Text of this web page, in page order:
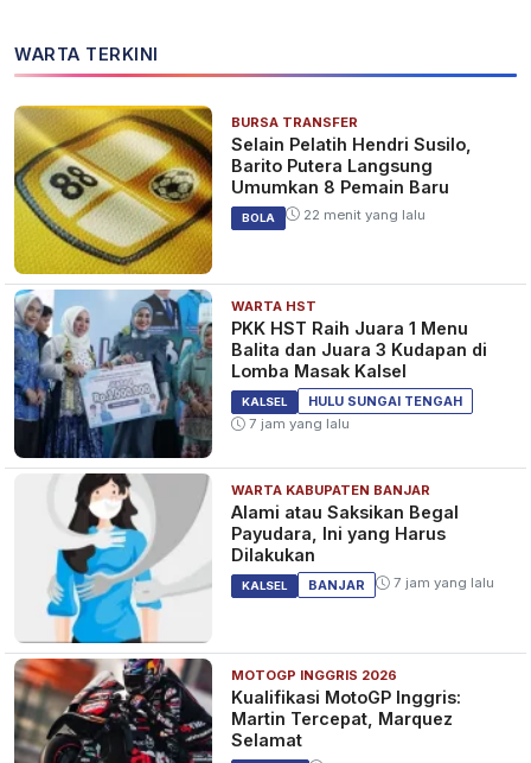
Pria 24 Tahun Ditemukan
Tewas di Sungai Alalak,
Dievakuasi Water Rescue di
Bawah Jembatan Berangas
Timur
KALSEL 6 bulan yang lalu
BREAKING NEWS! Balita 3,5
Tahun Diduga Tenggelam di
Sungai Tinggiran Baru Batola,
Tim Rescue Lakukan
Penyelaman
KALSEL 7 bulan yang lalu
Diduga Ada Cekcok Sebelum
Anjas Tenggelam! Misteri
Insiden di Dermaga Banjar Raya
Masih Diselidiki Polisi
KALSEL 9 bulan yang lalu
PENCARIAN Pria Diduga
Tenggelam di Dermaga Banjar
Raya, Tim Rescue Sisir Sungai
hingga Malam
WARTA TERKINI
BURSA TRANSFER
Selain Pelatih Hendri Susilo,
Barito Putera Langsung
Umumkan 8 Pemain Baru
BOLA 22 menit yang lalu
WARTA HST
PKK HST Raih Juara 1 Menu
Balita dan Juara 3 Kudapan di
Lomba Masak Kalsel
KALSEL
HULU SUNGAI TENGAH
7 jam yang lalu
WARTA KABUPATEN BANJAR
Alami atau Saksikan Begal
Payudara, Ini yang Harus
Dilakukan
KALSEL BANJAR 7 jam yang lalu
MOTOGP INGGRIS 2026
Kualifikasi MotoGP Inggris:
Martin Tercepat, Marquez
Selamat